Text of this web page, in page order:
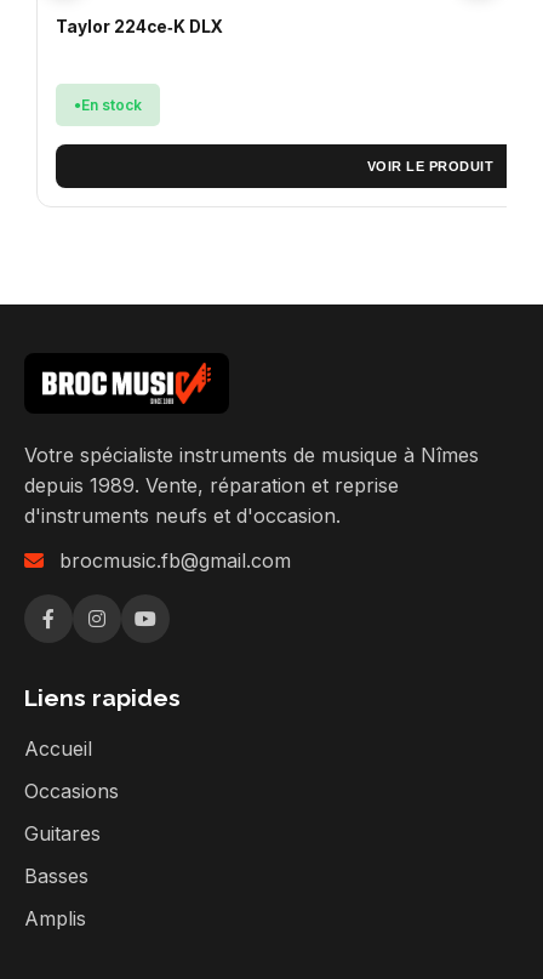
Taylor 224ce‑K DLX
En stock
VOIR LE PRODUIT
Votre spécialiste instruments de musique à Nîmes
depuis 1989. Vente, réparation et reprise
d'instruments neufs et d'occasion.
brocmusic.fb@gmail.com
Liens rapides
Accueil
Occasions
Guitares
Basses
Amplis